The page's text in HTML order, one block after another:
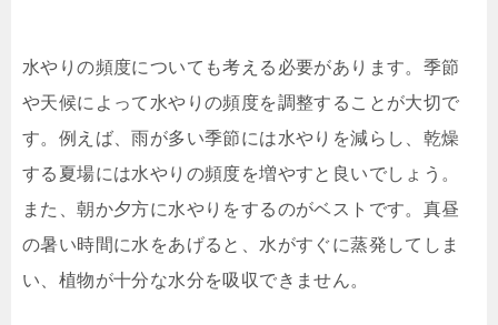
水やりの頻度についても考える必要があります。季節
や天候によって水やりの頻度を調整することが大切で
す。例えば、雨が多い季節には水やりを減らし、乾燥
する夏場には水やりの頻度を増やすと良いでしょう。
また、朝か夕方に水やりをするのがベストです。真昼
の暑い時間に水をあげると、水がすぐに蒸発してしま
い、植物が十分な水分を吸収できません。